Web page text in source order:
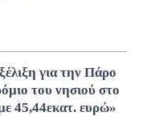
για την Πάρο
του νησιού στο
45,44εκατ. ευρώ»